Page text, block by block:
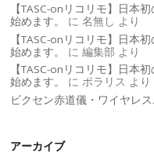
【TASC-onリコリモ】日本
始めます。
に名無し より
【TASC-onリコリモ】日本
始めます。
に編集部 より
【TASC-onリコリモ】日本
始めます。
にポラリス より
ビクセン赤道儀・ワイヤレ
アーカイブ